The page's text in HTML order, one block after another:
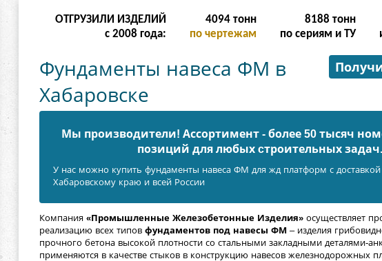
ОТГРУЗИЛИ ИЗДЕЛИЙ
с 2008 года:
32766тонн
по чертежам
65532 тонн
по сериям и ТУ
Фундаменты навеса ФМ в
Хабаровске
Мы производители! Ассортимент - более 50 тысяч
позиций для любых cтроительных задач.
У нас можно купить фундаменты навеса ФМ для жд платформ с доставкой
Хабаровскому краю и всей России
Компания «Промышленные Железобетонные Изделия» осуществляет
реализацию всех типов фундаментов под навесы ФМ – изделия
прочного бетона высокой плотности со стальными закладными деталями-
применяются в качестве стыков в конструкцию навесов железнодорожных